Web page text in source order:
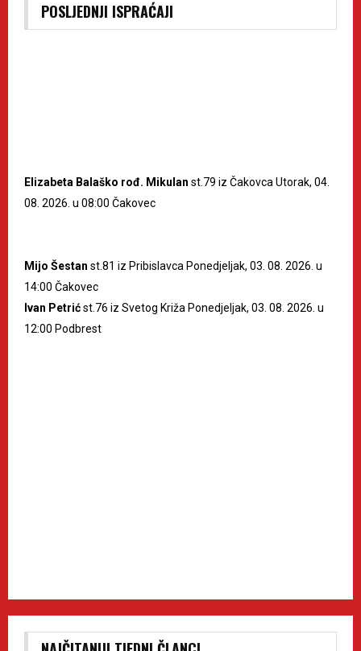
POSLJEDNJI ISPRAĆAJI
Elizabeta Balaško rođ. Mikulan st.79 iz Čakovca Utorak, 04.
08. 2026. u 08:00 Čakovec
Mijo Šestan st.81 iz Pribislavca Ponedjeljak, 03. 08. 2026. u
14:00 Čakovec
Ivan Petrićst.76 iz Svetog Križa Ponedjeljak, 03. 08. 2026. u
12:00 Podbrest